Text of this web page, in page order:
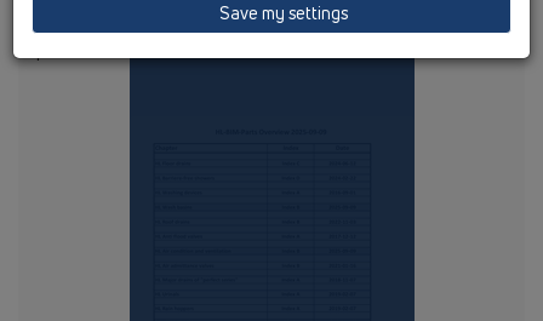
За тази версия, засега само следните Артикули са на
Save my settings